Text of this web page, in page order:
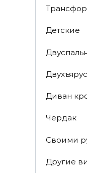
Детские
Диван
Чердак
Своими
Другие